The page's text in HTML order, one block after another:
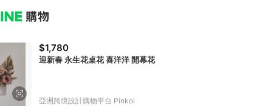
$1,780
迎新春 永生花桌花 喜洋洋 開幕花
亞洲跨境設計購物平台 Pinkoi